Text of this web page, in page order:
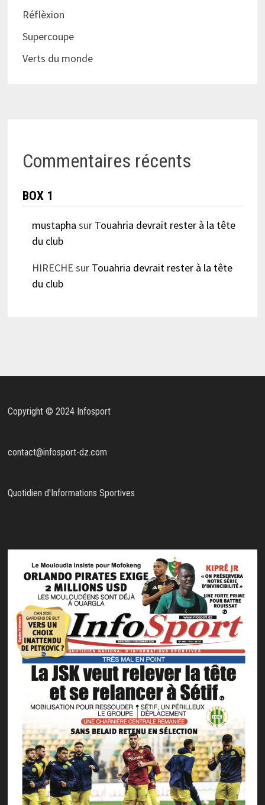
Réflèxion
Supercoupe
Verts du monde
Commentaires récents
BOX 1
mustapha sur Touahria devrait rester à la tête
du club
HIRECHE sur Touahria devrait rester à la tête
du club
Copyright © 2024 Infosport
contact@infosport-dz.com
Quotidien d'Informations Sportives